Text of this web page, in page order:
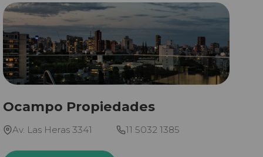
Ocampo Propiedades
Av. Las Heras 3341 11 5032 1385